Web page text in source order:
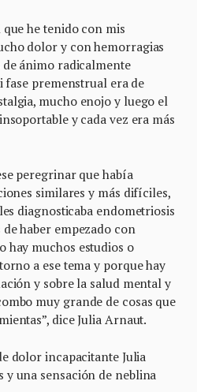
he tenido con mis
dolor y con hemorragias
ánimo radicalmente
premenstrual era de
mucho enojo y luego el
y cada vez era más
peregrinar que había
similares y más difíciles,
diagnosticaba endometriosis
de haber empezado con
hay muchos estudios o
a ese tema y porque hay
y sobre la salud mental y
muy grande de cosas que
dice Julia Arnaut.
dolor incapacitante Julia
y una sensación de neblina